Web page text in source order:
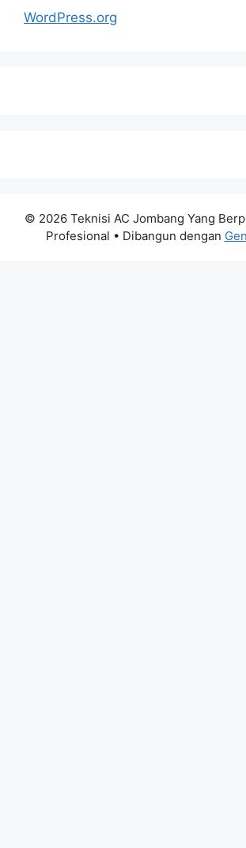
WordPress.org
© 2026 Teknisi AC Jombang Yang
Profesional • Dibangun dengan